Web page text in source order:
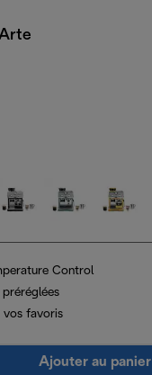
Control
vos favoris
Ajouter au panier